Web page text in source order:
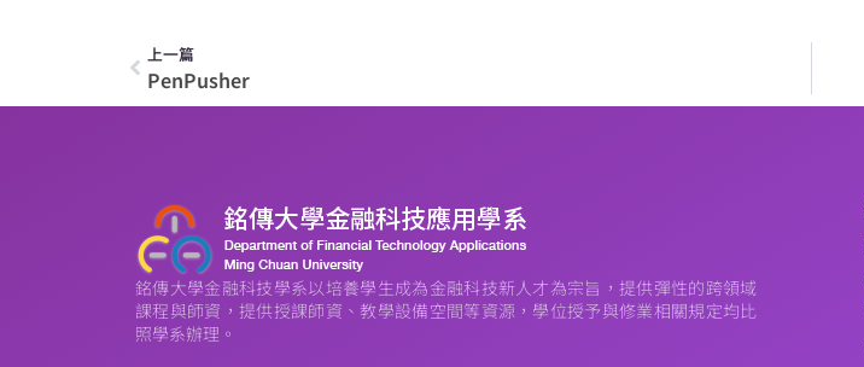
上一篇
PenPusher
銘傳大學金融科技學系以培養學生成為金融科技新人才為宗旨，提供彈性的跨領域
課程與師資，提供授課師資、教學設備空間等資源，學位授予與修業相關規定均比
照學系辦理。